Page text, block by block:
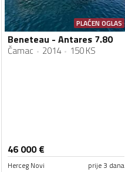
PLAĆEN OGLAS
Beneteau - Antares 7.80
Čamac 2014 150 KS
46 000€
Herceg Novi prije 3 dana